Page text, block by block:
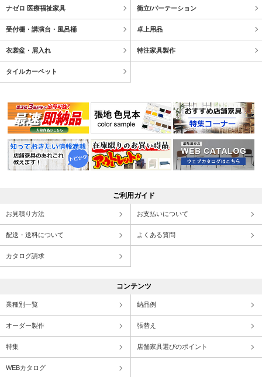
ナゼロ 医療福祉家具 衝立/パーテーション
受付棚・講演台・風呂桶 卓上用品
衣裳盆・屑入れ 特注家具製作
タイルカーペット
ご利用ガイド
お見積り方法 お支払いについて
配送・送料について よくある質問
カタログ請求
コンテンツ
業種別一覧 納品例
オーダー製作 張替え
特集 店舗家具選びのポイント
WEBカタログ